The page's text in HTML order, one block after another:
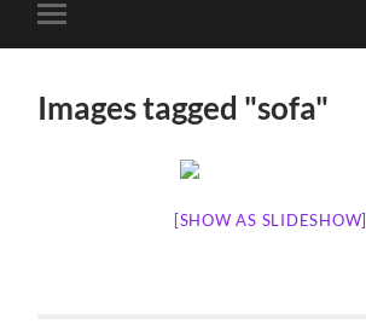
Toggle
mobiel
Images tagged "sofa"
[SHOW AS SLIDESHOW]